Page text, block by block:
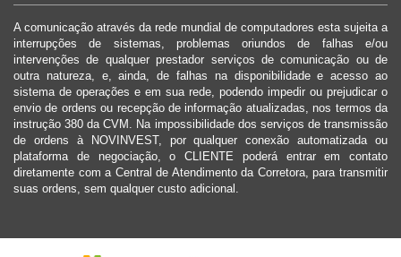
A comunicação através da rede mundial de computadores esta sujeita a
interrupções de sistemas, problemas oriundos de falhas e/ou
intervenções de qualquer prestador serviços de comunicação ou de
outra natureza, e, ainda, de falhas na disponibilidade e acesso ao
sistema de operações e em sua rede, podendo impedir ou prejudicar o
envio de ordens ou recepção de informação atualizadas, nos termos da
instrução 380 da CVM. Na impossibilidade dos serviços de transmissão
de ordens à NOVINVEST, por qualquer conexão automatizada ou
plataforma de negociação, o CLIENTE poderá entrar em contato
diretamente com a Central de Atendimento da Corretora, para transmitir
suas ordens, sem qualquer custo adicional.